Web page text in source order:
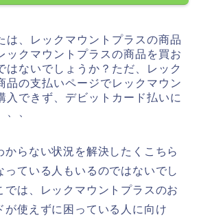
は、レックマウントプラスの商品
ックマウントプラスの商品を買お
はないでしょうか？ただ、レック
品の支払いページでレックマウン
入できず、デビットカード払いに
、、
からない状況を解決したくこちら
っている人もいるのではないでし
では、レックマウントプラスのお
が使えずに困っている人に向け